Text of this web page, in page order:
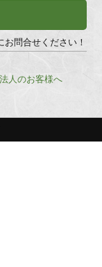
問合せください！
法人のお客様へ